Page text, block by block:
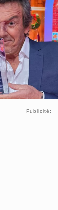
Publicité: